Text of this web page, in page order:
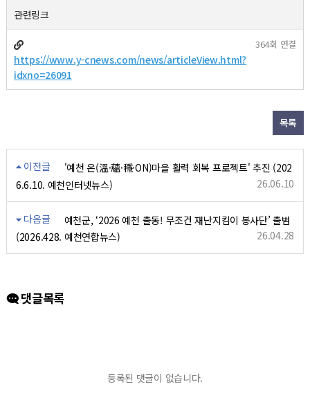
관련링크
https://www.y-cnews.com/news/articleView.html?
idxno=26091
364회 연결
목록
이전글
'예천 온(溫·蘊·穩·ON)마을 활력 회복 프로젝트' 추진 (202
6.6.10. 예천인터넷뉴스)
26.06.10
다음글
예천군, ‘2026 예천 출동! 무조건 재난지킴이 봉사단’ 출범
(2026.428. 예천연합뉴스)
26.04.28
댓글목록
등록된 댓글이 없습니다.